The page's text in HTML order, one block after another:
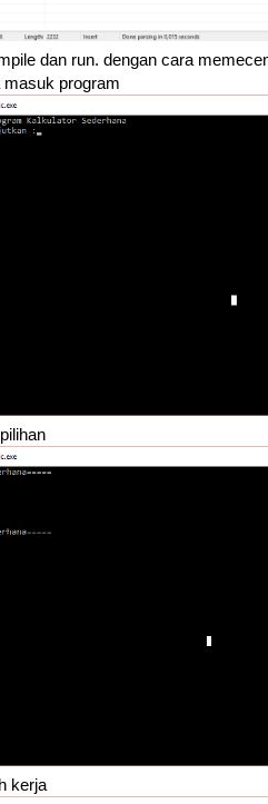
dan run. dengan cara
masuk program
kerja